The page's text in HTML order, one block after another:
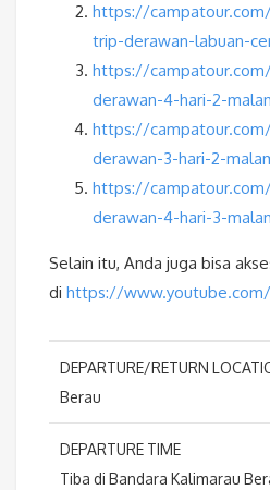
https://
trip-derawan-labuan-
https://
derawan-4-hari-2-
https://
derawan-3-hari-2-
https://
derawan-4-hari-3-
Selain itu, Anda juga bisa
di https://www.youtube.com/
DEPARTURE/RETURN
Berau
DEPARTURE TIME
Tiba di Bandara Kalimarau